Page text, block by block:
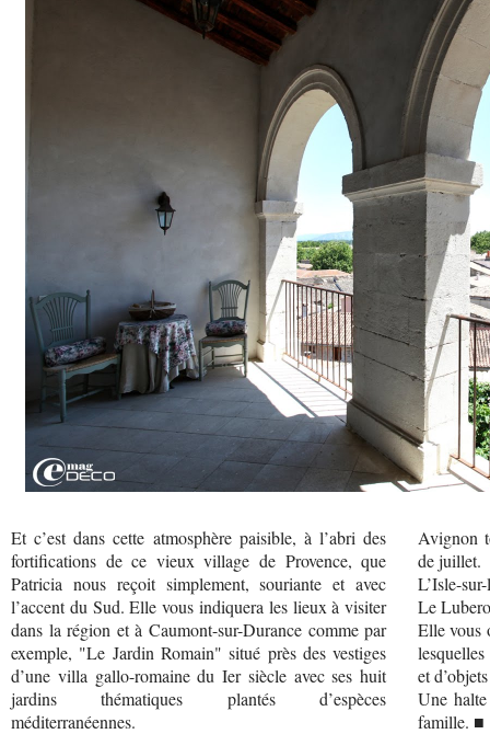
Et c’est dans cette atmosphère paisible, à l’abri des
fortifications de ce vieux village de Provence, que
Patricia nous reçoit simplement, souriante et avec
l’accent du Sud. Elle vous indiquera les lieux à visiter
dans la région et à Caumont-sur-Durance comme par
exemple, "Le Jardin Romain" situé près des vestiges
d’une villa gallo-romaine du Ier siècle avec ses huit
jardins thématiques plantés d’espèces
méditerranéennes.
Avignon
de juillet.
L’Isle-
Le
Elle vous
et
Une
famille. ■